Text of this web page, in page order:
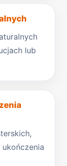
lub